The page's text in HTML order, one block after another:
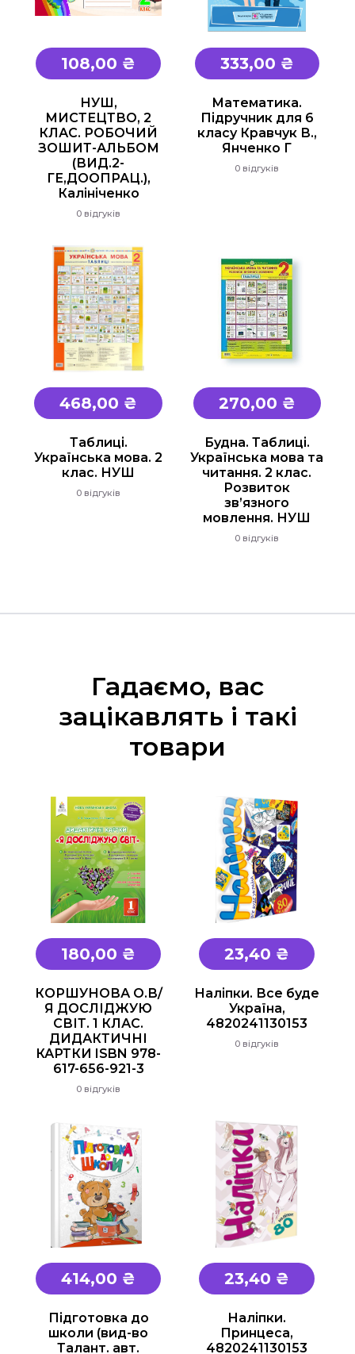
108,00 ₴
НУШ,
МИСТЕЦТВО, 2
КЛАС. РОБОЧИЙ
ЗОШИТ-АЛЬБОМ
(ВИД.2-
ГЕ,ДООПРАЦ.),
Калініченко
0 відгуків
333,00 ₴
Математика.
Підручник для 6
класу Кравчук В.,
Янченко Г
0 відгуків
468,00 ₴
Таблиці.
Українська мова. 2
клас. НУШ
0 відгуків
270,00 ₴
Будна. Таблиці.
Українська мова та
читання. 2 клас.
Розвиток
зв’язного
мовлення. НУШ
0 відгуків
Гадаємо, вас
зацікавлять і такі
товари
180,00 ₴
КОРШУНОВА О.В/
Я ДОСЛІДЖУЮ
СВІТ. 1 КЛАС.
ДИДАКТИЧНІ
КАРТКИ ISBN 978-
617-656-921-3
0 відгуків
23,40 ₴
Наліпки. Все буде
Україна,
4820241130153
0 відгуків
414,00 ₴
Підготовка до
школи (вид-во
Талант. авт.
23,40 ₴
Наліпки.
Принцеса,
4820241130153